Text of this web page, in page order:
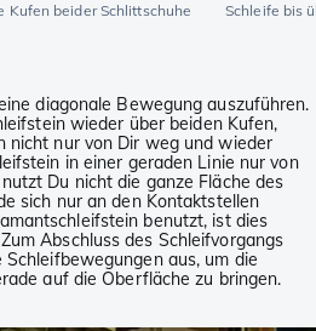
Kufen beider Schlittschuhe Schleife bis
diagonale Bewegung auszuführen.
wieder über beiden Kufen,
nicht nur von Dir weg und wieder
in einer geraden Linie nur von
Du nicht die ganze Fläche des
sich nur an den Kontaktstellen
benutzt, ist dies
Abschluss des Schleifvorgangs
aus, um die
auf die Oberfläche zu bringen.